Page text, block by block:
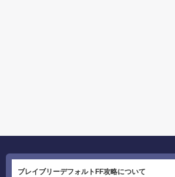
ブレイブリーデフォルトFF攻略について